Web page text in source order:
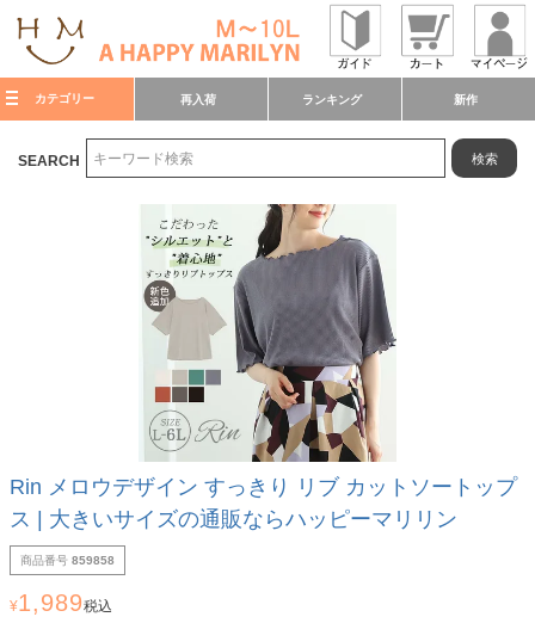
カテゴリー 再入荷 ランキング 新作
SEARCH 検索
Rin メロウデザイン すっきり リブ カットソートップ
ス | 大きいサイズの通販ならハッピーマリリン
商品番号 859858
¥1,989税込